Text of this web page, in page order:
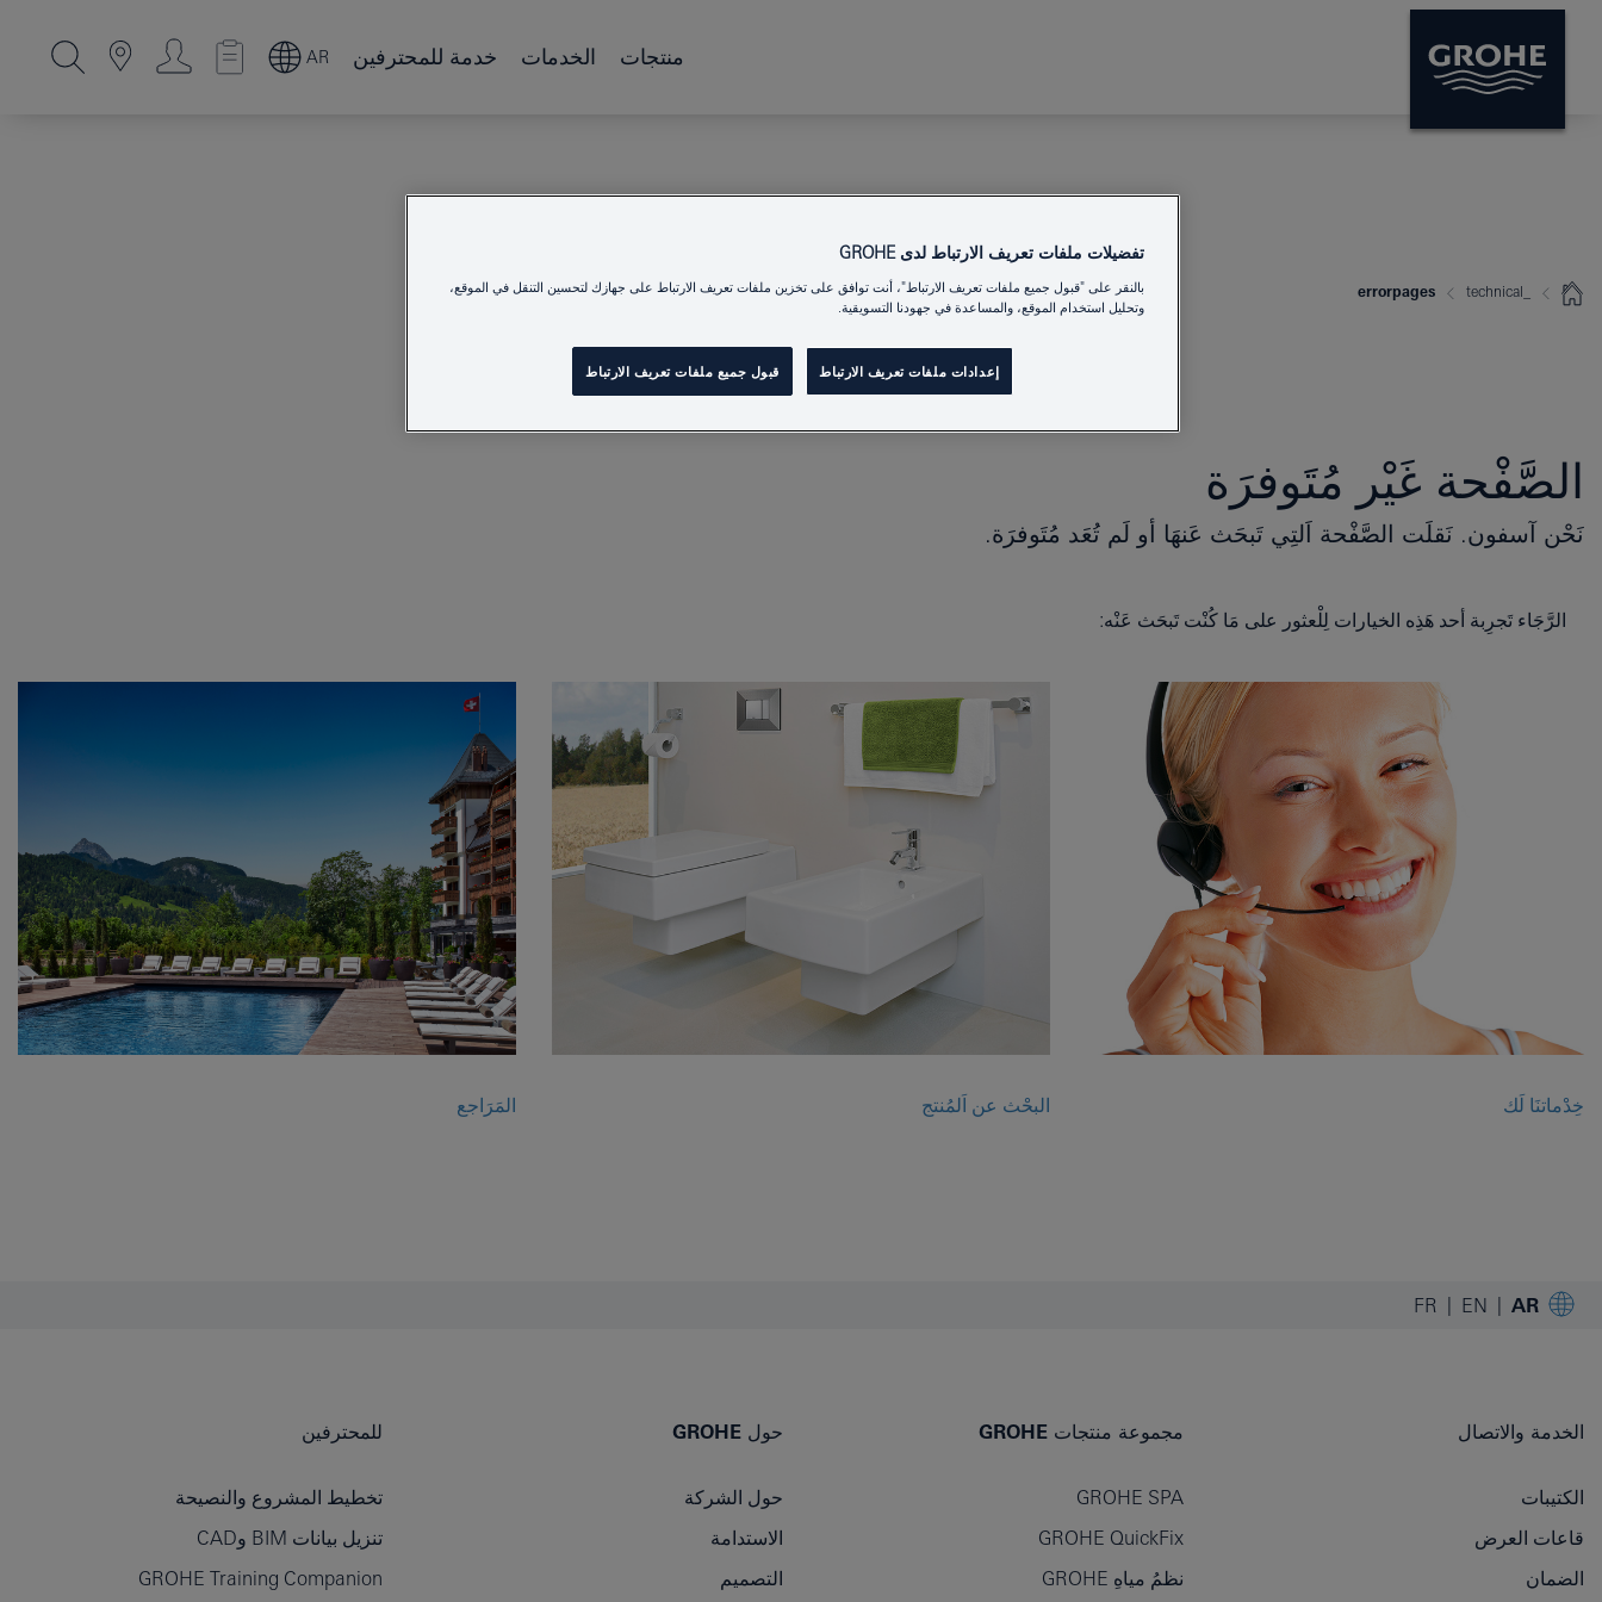
منتجات الخدمات خدمة للمحترفين AR
errorpages
الصَّفْحة غَيْر مُتَوفرَة
نَحْن آسفون. نَقلَت الصَّفْحة اَلتِي تَبحَث عَنهَا أو لَم تُعَد مُتَوفرَة.
الرَّجَاء تَجرِبة أحد هَذِه الخيارات لِلْعثور على مَا كُنْت تَبحَث عَنْه:
خِدْماتنَا لَك البحْث عن اَلمُنتج المَرَاجع
AR
EN
FR
الخدمة والاتصال
الكتيبات
قاعات العرض
الضمان
مجموعة منتجات GROHE
GROHE SPA
GROHE QuickFix
نظمُ مياهِ GROHE
حول GROHE
حول الشركة
الاستدامة
التصميم
للمحترفين
تخطيط المشروع والنصيحة
تنزيل بيانات BIM وCAD
GROHE Training Companion
تفضيلات ملفات تعريف الارتباط لدى GROHE
بالنقر على "قبول جميع ملفات تعريف الارتباط"، أنت توافق على تخزين ملفات تعريف الارتباط على جهازك لتحسين التنقل في الموقع،
وتحليل استخدام الموقع، والمساعدة في جهودنا التسويقية.
إعدادات ملفات تعريف الارتباط قبول جميع ملفات تعريف الارتباط